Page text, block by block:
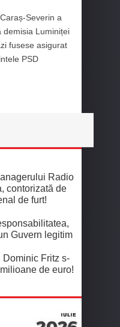
Severin a
demisia Luminiței
fusese asigurat
PSD
Radio
contorizată de
de furt!
Guvern legitim
Dominic Fritz s-
de euro!